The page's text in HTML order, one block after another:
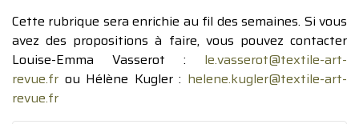
Cette rubrique sera enrichie au fil des semaines. Si vous
avez des propositions à faire, vous pouvez contacter
Louise-Emma Vasserot : le.vasserot@textile-art-
revue.fr ou Hélène Kugler : helene.kugler@textile-art-
revue.fr